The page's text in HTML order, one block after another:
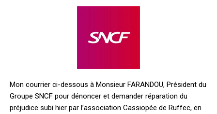
Mon courrier ci-dessous à Monsieur FARANDOU, Président du
Groupe SNCF pour dénoncer et demander réparation du
préjudice subi hier par l’association Cassiopée de Ruffec, en